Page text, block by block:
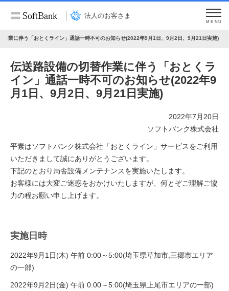
法人のお客さま
MENU
作業に伴う「おとくライン」通話⼀時不可のお知らせ(2022年9月1日、9月2日、9月21日実施)
伝送路設備の切替作業に伴う「おとくラ
イン」通話⼀時不可のお知らせ(2022年9
月1日、9月2日、9月21日実施)
2022年7月20日
ソフトバンク株式会社
平素はソフトバンク株式会社「おとくライン」サービスをご利用
いただきまして誠にありがとうございます。
下記のとおり局舎設備メンテナンスを実施いたします。
お客様には大変ご迷惑をおかけいたしますが、何とぞご理解ご協
力の程お願い申し上げます。
実施日時
2022年9月1日(木) 午前 0:00～5:00(埼玉県草加市,三郷市エリア
の一部)
2022年9月2日(金) 午前 0:00～5:00(埼玉県上尾市エリアの一部)